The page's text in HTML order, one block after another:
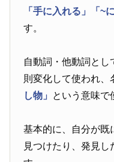
「手に入れる」
「~
す。
自動詞・他動詞とし
則変化して使われ、
し物」 という意味で
基本的に、自分が既
見つけたり、発見